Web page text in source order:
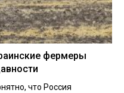
фермеры
что Россия